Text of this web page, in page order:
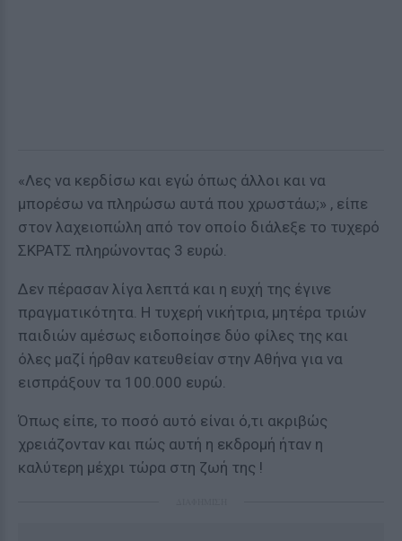
«Λες να κερδίσω και εγώ όπως άλλοι και να
μπορέσω να πληρώσω αυτά που χρωστάω;» , είπε
στον λαχειοπώλη από τον οποίο διάλεξε το τυχερό
ΣΚΡΑΤΣ πληρώνοντας 3 ευρώ.
Δεν πέρασαν λίγα λεπτά και η ευχή της έγινε
πραγματικότητα. Η τυχερή νικήτρια, μητέρα τριών
παιδιών αμέσως ειδοποίησε δύο φίλες της και
όλες μαζί ήρθαν κατευθείαν στην Αθήνα για να
εισπράξουν τα 100.000 ευρώ.
Όπως είπε, το ποσό αυτό είναι ό,τι ακριβώς
χρειάζονταν και πώς αυτή η εκδρομή ήταν η
καλύτερη μέχρι τώρα στη ζωή της !